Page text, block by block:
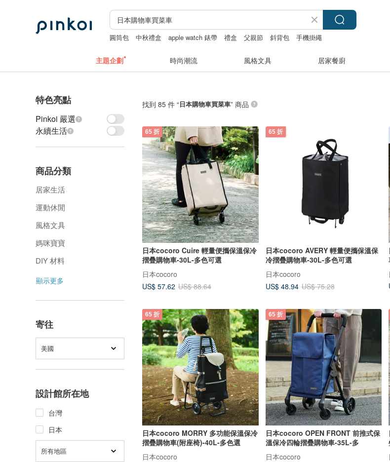
圓筒包 中秋禮盒 apple watch 錶帶 禮盒 父親節 斜背包
手機掛繩
主題企劃 時尚潮流 風格文具 居家餐廚
特色亮點
Pinkoi 嚴選
永續生活
商品分類
居家生活
運動休閒
風格文具
媽咪寶寶
DIY 材料
顯示更多
寄往
美國
設計館所在地
台灣
日本
所有地區
找到 85 件 “日本購物車買菜車” 商品
65 折
日本cocoro Cuire 輕量便攜保溫保冷
摺疊購物車-30L-多色可選
日本cocoro
US$ 57.62 US$ 88.64
65 折
日本cocoro AVERY 輕量便攜保溫保
冷摺疊購物車-30L-多色可選
日本cocoro
US$ 48.94 US$ 75.28
65 折
日本cocoro MORRY 多功能保溫保冷
摺疊購物車(附座椅)-40L-多色選
日本cocoro
65 折
日本cocoro OPEN FRONT 前推式保
溫保冷四輪摺疊購物車-35L-多
日本cocoro